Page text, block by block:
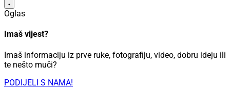
Oglas
Imaš vijest?
Imaš informaciju iz prve ruke, fotografiju, video, dobru ideju ili
te nešto muči?
PODIJELI S NAMA!